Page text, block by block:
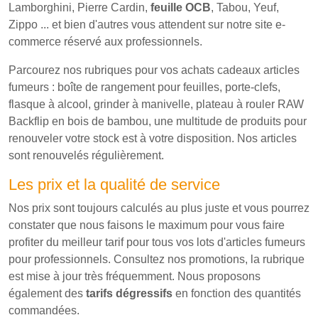
Lamborghini, Pierre Cardin, feuille OCB, Tabou, Yeuf,
Zippo ... et bien d'autres vous attendent sur notre site e-
commerce réservé aux professionnels.
Parcourez nos rubriques pour vos achats cadeaux articles
fumeurs : boîte de rangement pour feuilles, porte-clefs,
flasque à alcool, grinder à manivelle, plateau à rouler RAW
Backflip en bois de bambou, une multitude de produits pour
renouveler votre stock est à votre disposition. Nos articles
sont renouvelés régulièrement.
Les prix et la qualité de service
Nos prix sont toujours calculés au plus juste et vous pourrez
constater que nous faisons le maximum pour vous faire
profiter du meilleur tarif pour tous vos lots d'articles fumeurs
pour professionnels. Consultez nos promotions, la rubrique
est mise à jour très fréquemment. Nous proposons
également des tarifs dégressifs en fonction des quantités
commandées.